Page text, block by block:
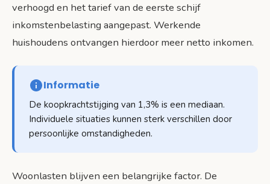
verhoogd en het tarief van de eerste schijf
inkomstenbelasting aangepast. Werkende
huishoudens ontvangen hierdoor meer netto inkomen.
Informatie
De koopkrachtstijging van 1,3% is een mediaan.
Individuele situaties kunnen sterk verschillen door
persoonlijke omstandigheden.
Woonlasten blijven een belangrijke factor. De